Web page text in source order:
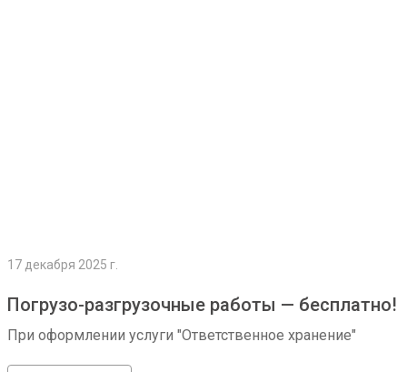
17 декабря 2025 г.
Погрузо-разгрузочные работы — бесплатно!
При оформлении услуги "Ответственное хранение"